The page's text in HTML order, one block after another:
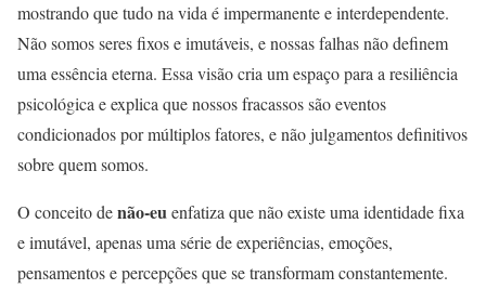
mostrando que tudo na vida é impermanente e interdependente.
Não somos seres fixos e imutáveis, e nossas falhas não definem
uma essência eterna. Essa visão cria um espaço para a resiliência
psicológica e explica que nossos fracassos são eventos
condicionados por múltiplos fatores, e não julgamentos definitivos
sobre quem somos.
O conceito denão-euenfatiza que não existe uma identidade fixa
e imutável, apenas uma série de experiências, emoções,
pensamentos e percepções que se transformam constantemente.